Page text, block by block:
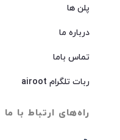
پلن ها
درباره ما
تماس باما
ربات تلگرام airoot
راه‌های ارتباط با ما